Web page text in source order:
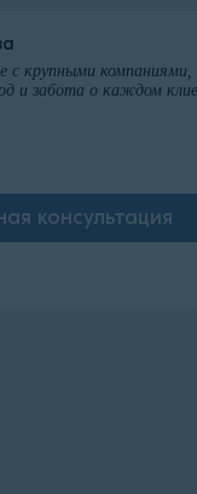
с крупными компаниями,
и забота о каждом
консультация